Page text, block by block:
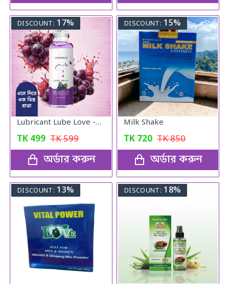
DISCOUNT: 17%
Lubricant Lube Love -Blueberry Gel
TK 499 TK599
অর্ডার করুন
DISCOUNT: 15%
Milk Shake
TK 720 TK850
অর্ডার করুন
DISCOUNT: 13% DISCOUNT: 18%